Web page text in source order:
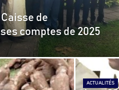
de
comptes de 2025
ACTUALITÉS